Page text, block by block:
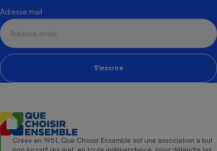
Adresse mail
S'inscrire
Créée en 1951, Que Choisir Ensemble est une association à but
non lucratif qui agit, en toute indépendance, pour défendre les